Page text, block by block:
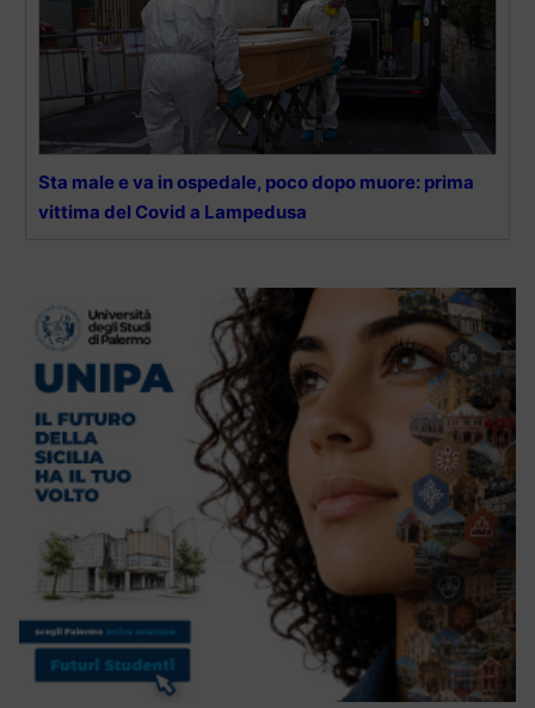
Sta male e va in ospedale, poco dopo muore: prima
vittima del Covid a Lampedusa